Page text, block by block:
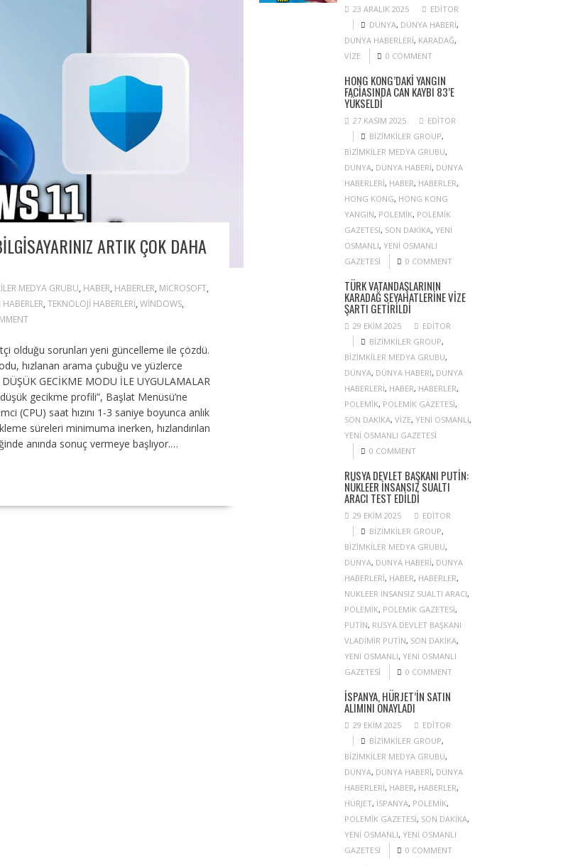
ARTIK ÇOK DAHA
MEDYA GRUBU, HABER, HABERLER, MICROSOFT,
, TEKNOLOJI HABERLERI, WINDOWS,
olduğu sorunları yeni güncelleme ile çözdü.
hızlanan arama çubuğu ve yüzlerce
GECİKME MODU İLE UYGULAMALAR
gecikme profili”, Başlat Menüsü’ne
(CPU) saat hızını 1-3 saniye boyunca anlık
süreleri minimuma inerken, hızlandırılan
anında sonuç vermeye başlıyor.…
23 ARALIK 2025
EDITOR
DÜNYA, DÜNYA HABERI,
DÜNYA HABERLERI, KARADAĞ,
VIZE
0 COMMENT
HONG KONG’DAKI YANGIN
FACIASINDA CAN KAYBI 83’E
YÜKSELDI
27 KASIM 2025
EDITOR
BIZIMKILER GROUP,
BIZIMKILER MEDYA GRUBU,
DÜNYA, DÜNYA HABERI, DÜNYA
HABERLERI, HABER, HABERLER,
HONG KONG, HONG KONG
YANGIN, POLEMIK, POLEMIK
GAZETESI, SON DAKIKA, YENI
OSMANLI, YENI OSMANLI
GAZETESI
0 COMMENT
TÜRK VATANDAŞLARININ
KARADAĞ SEYAHATLERINE VIZE
ŞARTI GETIRILDI
29 EKIM 2025
EDITOR
BIZIMKILER GROUP,
BIZIMKILER MEDYA GRUBU,
DÜNYA, DÜNYA HABERI, DÜNYA
HABERLERI, HABER, HABERLER,
POLEMIK, POLEMIK GAZETESI,
SON DAKIKA, VIZE, YENI OSMANLI,
YENI OSMANLI GAZETESI
0 COMMENT
RUSYA DEVLET BAŞKANI PUTIN:
NÜKLEER INSANSIZ SUALTI
ARACI TEST EDILDI
29 EKIM 2025
EDITOR
BIZIMKILER GROUP,
BIZIMKILER MEDYA GRUBU,
DÜNYA, DÜNYA HABERI, DÜNYA
HABERLERI, HABER, HABERLER,
NÜKLEER INSANSIZ SUALTI ARACI,
POLEMIK, POLEMIK GAZETESI,
PUTIN, RUSYA DEVLET BAŞKANI
VLADIMIR PUTIN, SON DAKIKA,
YENI OSMANLI, YENI OSMANLI
GAZETESI
0 COMMENT
İSPANYA, HÜRJET’IN SATIN
ALIMINI ONAYLADI
29 EKIM 2025
EDITOR
BIZIMKILER GROUP,
BIZIMKILER MEDYA GRUBU,
DÜNYA, DÜNYA HABERI, DÜNYA
HABERLERI, HABER, HABERLER,
HÜRJET, ISPANYA, POLEMIK,
POLEMIK GAZETESI, SON DAKIKA,
YENI OSMANLI, YENI OSMANLI
GAZETESI
0 COMMENT